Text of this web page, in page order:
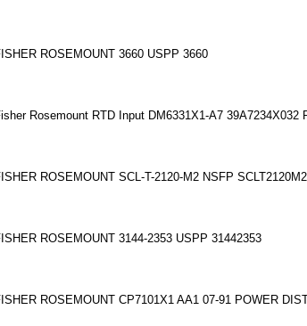
ROSEMOUNT 3660 USPP 3660
Rosemount RTD Input DM6331X1-A7 39A7234X032
ROSEMOUNT SCL-T-2120-M2 NSFP SCLT2120M2
ROSEMOUNT 3144-2353 USPP 31442353
ROSEMOUNT CP7101X1 AA1 07-91 POWER